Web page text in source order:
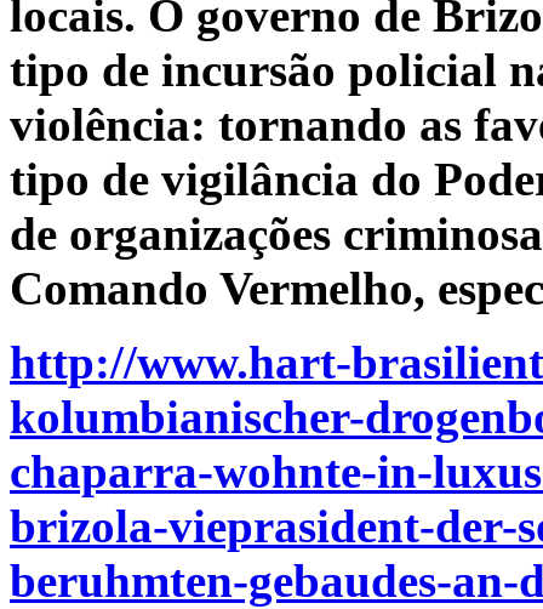
locais. O governo de
tipo de incursão policial
violência: tornando as
tipo de vigilância do
de organizações
Comando Vermelho,
http://www.hart-
kolumbianischer-
chaparra-wohnte-in-
brizola-vieprasident-der-
beruhmten-gebaudes-an-